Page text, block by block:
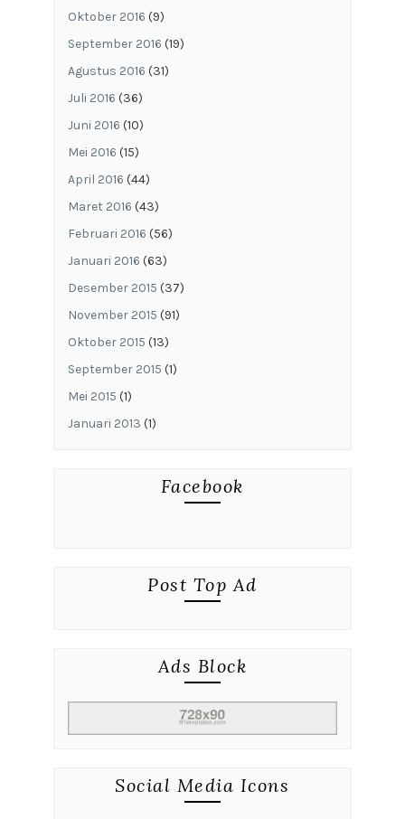
Oktober 2016 (9)
September 2016 (19)
Agustus 2016 (31)
Juli 2016 (36)
Juni 2016 (10)
Mei 2016 (15)
April 2016 (44)
Maret 2016 (43)
Februari 2016 (56)
Januari 2016 (63)
Desember 2015 (37)
November 2015 (91)
Oktober 2015 (13)
September 2015 (1)
Mei 2015 (1)
Januari 2013 (1)
Facebook
Post Top Ad
Ads Block
Social Media Icons